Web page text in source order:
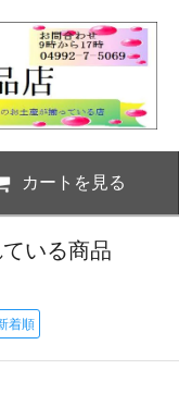
カートを見る
いる商品
着順